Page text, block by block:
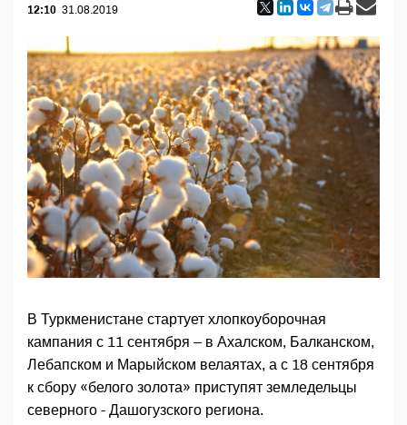
12:10 31.08.2019
В Туркменистане стартует хлопкоуборочная
кампания с 11 сентября – в Ахалском, Балканском,
Лебапском и Марыйском велаятах, а с 18 сентября
к сбору «белого золота» приступят земледельцы
северного - Дашогузского региона.